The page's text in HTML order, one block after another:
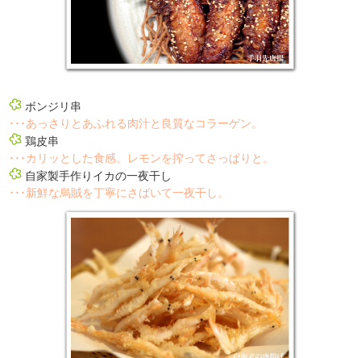
ボンジリ串
･･･あっさりとあふれる肉汁と良質なコラーゲン。
鶏皮串
･･･カリッとした食感。レモンを搾ってさっぱりと。
自家製手作りイカの一夜干し
･･･新鮮な烏賊を丁寧にさばいて一夜干し。